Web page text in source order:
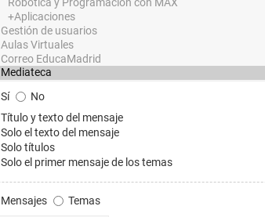
Sí
No
Título y texto del mensaje
Solo el texto del mensaje
Solo títulos
Solo el primer mensaje de los temas
Mensajes
Temas